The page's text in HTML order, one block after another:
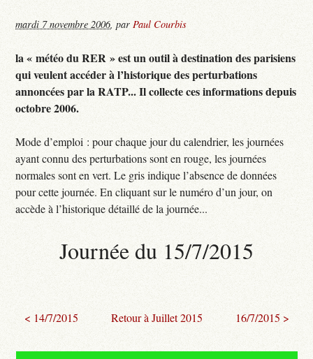
mardi 7 novembre 2006,parPaul Courbis
la « météo du RER » est un outil à destination des parisiens
qui veulent accéder à l’historique des perturbations
annoncées par la RATP... Il collecte ces informations depuis
octobre 2006.
Mode d’emploi : pour chaque jour du calendrier, les journées
ayant connu des perturbations sont en rouge, les journées
normales sont en vert. Le gris indique l’absence de données
pour cette journée. En cliquant sur le numéro d’un jour, on
accède à l’historique détaillé de la journée...
Journée du 15/7/2015
< 14/7/2015 Retour à Juillet 2015 16/7/2015 >